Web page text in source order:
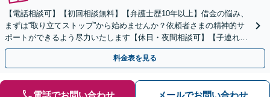
【電話相談可】【初回相談無料】【弁護士歴10年以上】借金の悩み、
まずは“取り立てストップ”から始めませんか？依頼者さまの精神的サ
ポートができるよう尽力いたします【休日・夜間相談可】【子連れ相
談可】【新越谷駅2分】
料金表を見る
電話でお問い合わせ メールでお問い合わせ